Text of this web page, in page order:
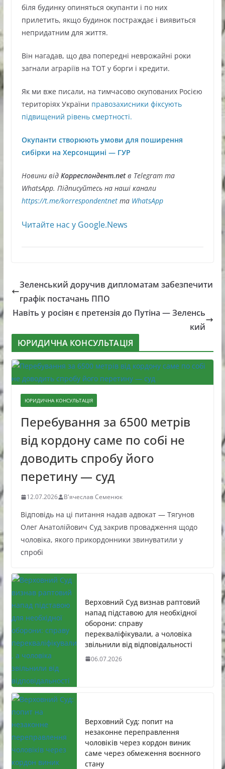
біля будинку опиняться окупанти і по них
прилетить, якщо будинок постраждає і виявиться
непридатним для життя.
Він нагадав, що два попередні неврожайні роки
загнали аграріїв на ТОТ у борги і кредити.
Як ми вже писали, на тимчасово окупованих Росією
територіях України правозахисники фіксують
підвищений рівень смертності.
Окупанти створюють умови для поширення
сибірки на Херсонщині — ГУР
Новини відКорреспондент.netв Telegram та
WhatsApp. Підписуйтесь на наші канали
https://t.me/korrespondentnetта WhatsApp
Читайте нас у Google.News
Зеленський доручив дипломатам забезпечити
графік постачань ППО
Навіть у росіян є претензія до Путіна — Зеленсь
кий
ЮРИДИЧНА КОНСУЛЬТАЦІЯ
ЮРИДИЧНА КОНСУЛЬТАЦІЯ
Перебування за 6500 метрів
від кордону саме по собі не
доводить спробу його
перетину — суд
12.07.2026 В'ячеслав Семенюк
Відповідь на ці питання надав адвокат — Тягунов
Олег Анатолійович Суд закрив провадження щодо
чоловіка, якого прикордонники звинуватили у
спробі
Верховний Суд визнав раптовий
напад підставою для необхідної
оборони: справу
перекваліфікували, а чоловіка
звільнили від відповідальності
06.07.2026
Верховний Суд: попит на
незаконне переправлення
чоловіків через кордон виник
саме через обмеження воєнного
стану